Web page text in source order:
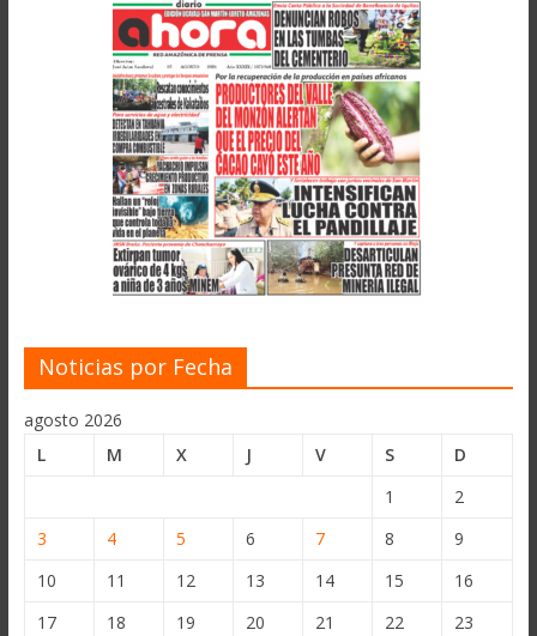
Noticias por Fecha
agosto 2026
L
M X J V S
D
1
2
3
4 5 6 7 8
9
10
11 12 13 14 15
16
17
18 19 20 21 22
23